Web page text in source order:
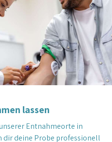
lassen
Entnahmeorte in
dir deine Probe professionell